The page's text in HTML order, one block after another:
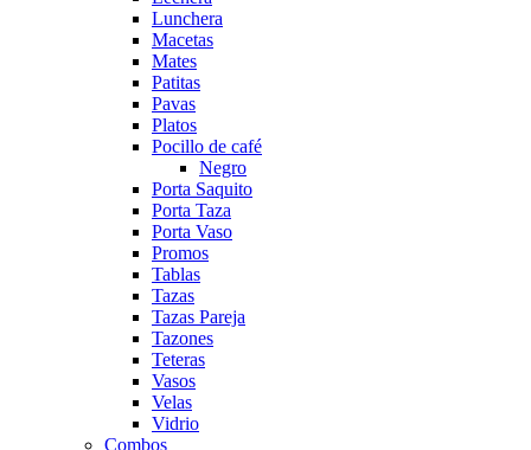
Lunchera
Macetas
Mates
Patitas
Pavas
Platos
Pocillo de café
Negro
Porta Saquito
Porta Taza
Porta Vaso
Promos
Tablas
Tazas
Tazas Pareja
Tazones
Teteras
Vasos
Velas
Vidrio
Combos